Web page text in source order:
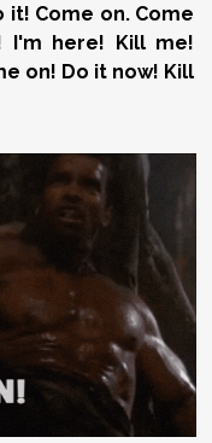
it! Come on. Come
I'm here! Kill me!
on! Do it now! Kill